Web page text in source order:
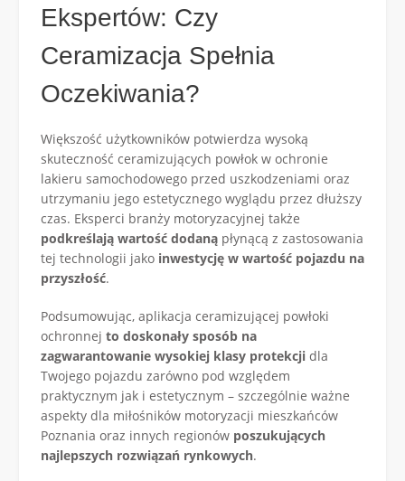
Ekspertów: Czy
Ceramizacja Spełnia
Oczekiwania?
Większość użytkowników potwierdza wysoką
skuteczność ceramizujących powłok w ochronie
lakieru samochodowego przed uszkodzeniami oraz
utrzymaniu jego estetycznego wyglądu przez dłuższy
czas. Eksperci branży motoryzacyjnej także
podkreślają wartość dodaną płynącą z zastosowania
tej technologii jako inwestycję w wartość pojazdu na
przyszłość.
Podsumowując, aplikacja ceramizującej powłoki
ochronnej to doskonały sposób na
zagwarantowanie wysokiej klasy protekcji dla
Twojego pojazdu zarówno pod względem
praktycznym jak i estetycznym – szczególnie ważne
aspekty dla miłośników motoryzacji mieszkańców
Poznania oraz innych regionów poszukujących
najlepszych rozwiązań rynkowych.